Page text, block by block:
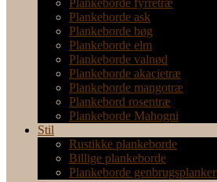
Plankeborde fyrretræ
Plankeborde ask
Plankeborde bøg
Plankeborde elm
Plankeborde valnød
Plankeborde akacietræ
Plankeborde mangotræ
Plankebord rosentræ
Plankeborde Mahogni
Stil
Rustikke plankeborde
Billige plankeborde
Plankeborde genbrugsplanker